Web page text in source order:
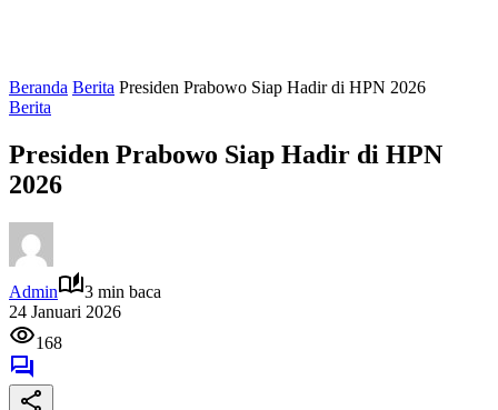
Beranda Berita Presiden Prabowo Siap Hadir di HPN 2026
Berita
Presiden Prabowo Siap Hadir di HPN
2026
Admin
3 min baca
24 Januari 2026
168